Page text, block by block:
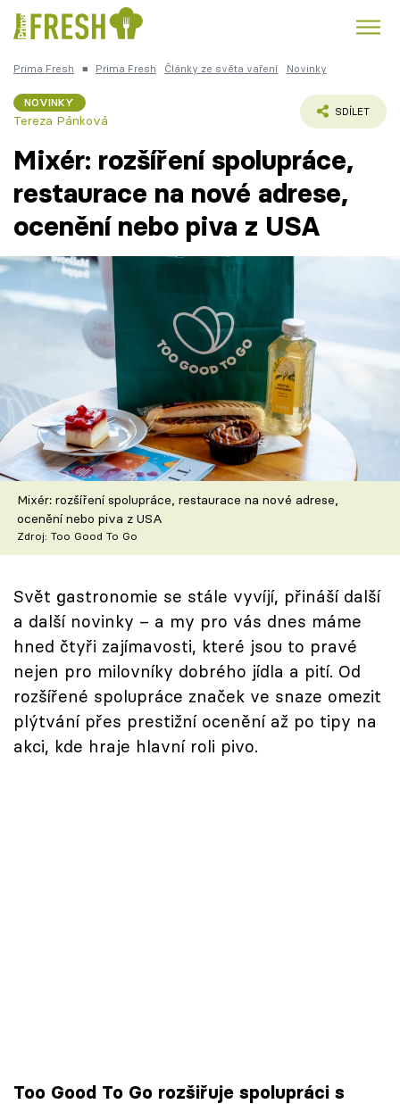
Česká kuchyně
Témata
Recepty
TV Program
Škola vaření
Recepty z TV
Speciál: Cuketa
Těhotnej kuchař
Sledujte prima+
Přihlášení
Sledujte nás
Prima Fresh ■ Prima Fresh Články ze světa vaření Novinky
NOVINKY
Tereza Pánková
SDÍLET
Mixér: rozšíření spolupráce,
restaurace na nové adrese,
ocenění nebo piva z USA
Mixér: rozšíření spolupráce, restaurace na nové adrese,
ocenění nebo piva z USA
Zdroj: Too Good To Go
Svět gastronomie se stále vyvíjí, přináší další
a další novinky – a my pro vás dnes máme
hned čtyři zajímavosti, které jsou to pravé
nejen pro milovníky dobrého jídla a pití. Od
rozšířené spolupráce značek ve snaze omezit
plýtvání přes prestižní ocenění až po tipy na
akci, kde hraje hlavní roli pivo.
Too Good To Go rozšiřuje spolupráci s